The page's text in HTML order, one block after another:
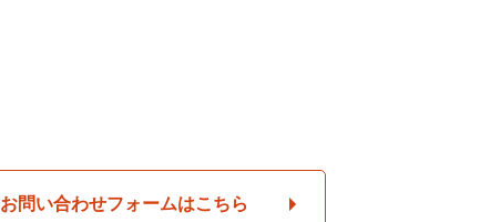
お問い合わせフォームはこちら